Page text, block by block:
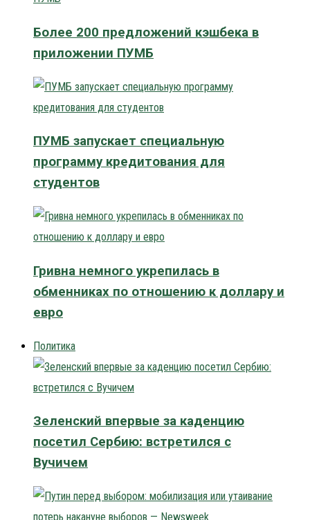
Более 200 предложений кэшбека в
приложении ПУМБ
ПУМБ запускает специальную
программу кредитования для
студентов
Гривна немного укрепилась в
обменниках по отношению к доллару и
евро
Политика
Зеленский впервые за каденцию
посетил Сербию: встретился с
Вучичем